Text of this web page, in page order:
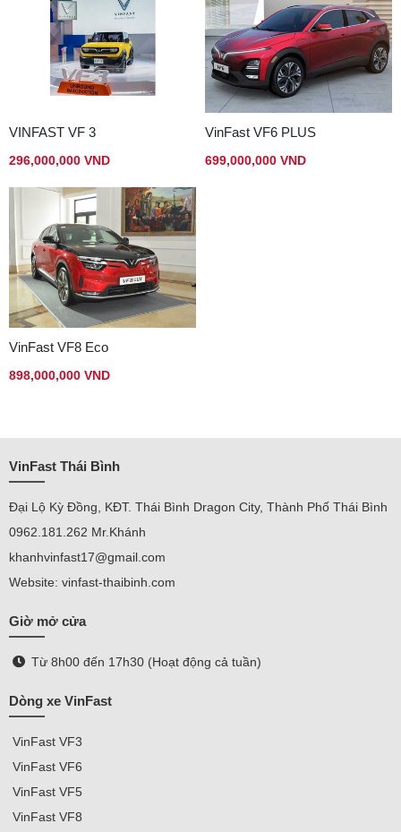
VINFAST VF 3
296,000,000 VND
VinFast VF6 PLUS
699,000,000 VND
VinFast VF8 Eco
898,000,000 VND
VinFast Thái Bình
Đại Lộ Kỳ Đồng, KĐT. Thái Bình Dragon City, Thành Phố Thái Bình
0962.181.262 Mr.Khánh
khanhvinfast17@gmail.com
Website: vinfast-thaibinh.com
Giờ mở cửa
Từ 8h00 đến 17h30 (Hoạt động cả tuần)
Dòng xe VinFast
VinFast VF3
VinFast VF6
VinFast VF5
VinFast VF8